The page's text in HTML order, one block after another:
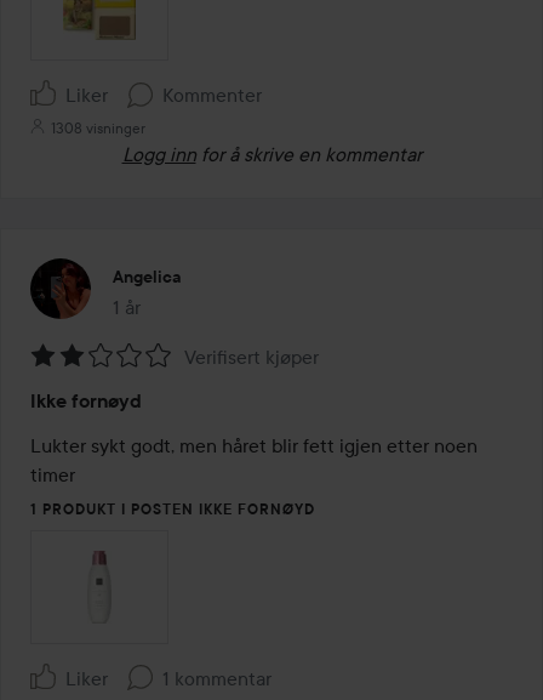
Liker Kommenter
1308 visninger
Logg inn for å skrive en kommentar
Angelica
1 år
Innlegget ble opprettet 1 år
2
av
5
Verifisert kjøper
Ikke fornøyd
Lukter sykt godt, men håret blir fett igjen etter noen
timer
1 PRODUKT I POSTEN IKKE FORNØYD
Liker 1 kommentar